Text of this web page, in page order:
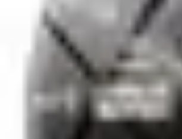
Services Sécurité
Choix du service
Choix du Service de Sécurité
Services Sécurité